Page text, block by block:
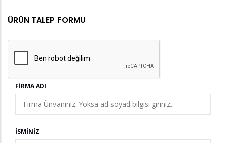
ÜRÜN TALEP FORMU
FIRMA ADI
İSMINIZ